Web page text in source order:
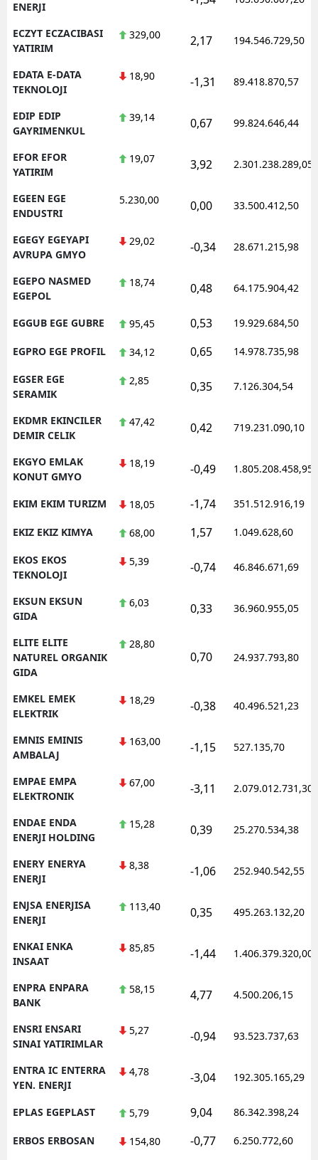
ENERJI
ECZYT ECZACIBASI
YATIRIM
329,00 2,17 194.546.729,50
EDATA E-DATA
TEKNOLOJI
18,90 -1,31 89.418.870,57
EDIP EDIP
GAYRIMENKUL
39,14 0,67 99.824.646,44
EFOR EFOR
YATIRIM
19,07 3,92 2.301.238.289,05
EGEEN EGE
ENDUSTRI
5.230,00 0,00 33.500.412,50
EGEGY EGEYAPI
AVRUPA GMYO
29,02 -0,34 28.671.215,98
EGEPO NASMED
EGEPOL
18,74 0,48 64.175.904,42
EGGUB EGE GUBRE 95,45 0,53 19.929.684,50
EGPRO EGE PROFIL 34,12 0,65 14.978.735,98
EGSER EGE
SERAMIK
2,85 0,35 7.126.304,54
EKDMR EKINCILER
DEMIR CELIK
47,42 0,42 719.231.090,10
EKGYO EMLAK
KONUT GMYO
18,19 -0,49 1.805.208.458,95
EKIM EKIM TURIZM 18,05 -1,74 351.512.916,19
EKIZ EKIZ KIMYA 68,00 1,57 1.049.628,60
EKOS EKOS
TEKNOLOJI
5,39 -0,74 46.846.671,69
EKSUN EKSUN
GIDA
6,03 0,33 36.960.955,05
ELITE ELITE
NATUREL ORGANIK
GIDA
28,80
0,70 24.937.793,80
EMKEL EMEK
ELEKTRIK
18,29 -0,38 40.496.521,23
EMNIS EMINIS
AMBALAJ
163,00 -1,15 527.135,70
EMPAE EMPA
ELEKTRONIK
67,00 -3,11 2.079.012.731,30
ENDAE ENDA
ENERJI HOLDING
15,28 0,39 25.270.534,38
ENERY ENERYA
ENERJI
8,38 -1,06 252.940.542,55
ENJSA ENERJISA
ENERJI
113,40 0,35 495.263.132,20
ENKAI ENKA
INSAAT
85,85 -1,44 1.406.379.320,00
ENPRA ENPARA
BANK
58,15 4,77 4.500.206,15
ENSRI ENSARI
SINAI YATIRIMLAR
5,27 -0,94 93.523.737,63
ENTRA IC ENTERRA
YEN. ENERJI
4,78 -3,04 192.305.165,29
EPLAS EGEPLAST 5,79 9,04 86.342.398,24
ERBOS ERBOSAN 154,80 -0,77 6.250.772,60